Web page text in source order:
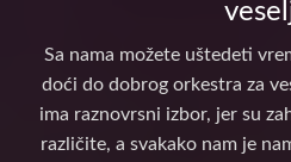
Sa nama možete uštedeti
doći do dobrog orkestra za
ima raznovrsni izbor, jer su
različite, a svakako nam je